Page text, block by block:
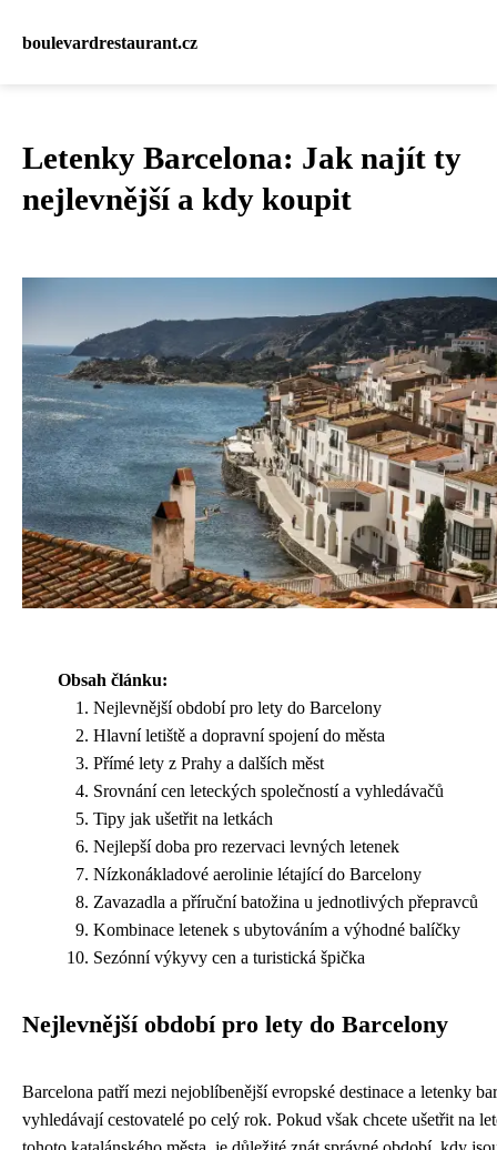
boulevardrestaurant.cz
Letenky Barcelona: Jak najít ty
nejlevnější a kdy koupit
Obsah článku:
Nejlevnější období pro lety do Barcelony
Hlavní letiště a dopravní spojení do města
Přímé lety z Prahy a dalších měst
Srovnání cen leteckých společností a vyhledávačů
Tipy jak ušetřit na letkách
Nejlepší doba pro rezervaci levných letenek
Nízkonákladové aerolinie létající do Barcelony
Zavazadla a příruční batožina u jednotlivých přepravců
Kombinace letenek s ubytováním a výhodné balíčky
Sezónní výkyvy cen a turistická špička
Nejlevnější období pro lety do Barcelony
Barcelona patří mezi nejoblíbenější evropské destinace a letenky
vyhledávají cestovatelé po celý rok. Pokud však chcete ušetřit na